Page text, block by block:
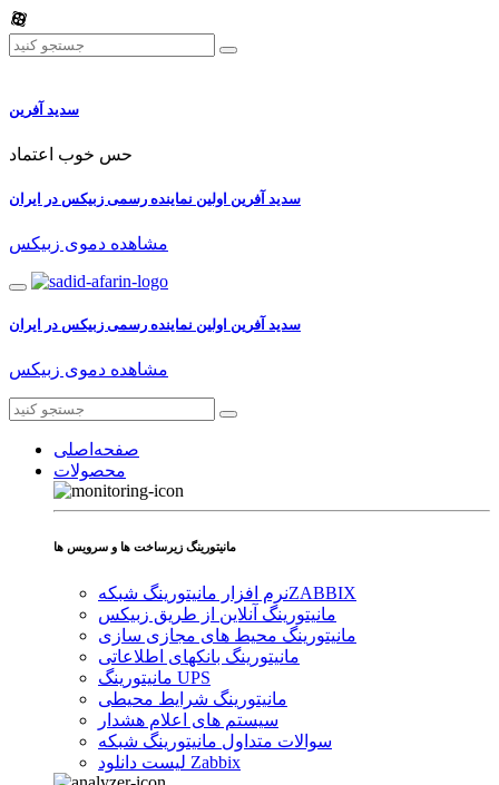
سدید آفرین
حس خوب اعتماد
سدید آفرین اولین نماینده رسمی زبیکس در ایران
مشاهده دموی زبیکس
سدید آفرین اولین نماینده رسمی زبیکس در ایران
مشاهده دموی زبیکس
صفحه‌اصلی
محصولات
مانیتورینگ زیرساخت ها و سرویس ها
نرم افزار مانیتورینگ شبکهZABBIX
مانیتورینگ آنلاین از طریق زبیکس
مانیتورینگ محیط های مجازی سازی
مانیتورینگ بانکهای اطلاعاتی
مانیتورینگ UPS
مانیتورینگ شرایط محیطی
سیستم های اعلام هشدار
سوالات متداول مانیتورینگ شبکه
لیست دانلود Zabbix